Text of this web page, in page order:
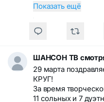
Показать ещё
29 марта
КРУГ!
За время
11 сольных и 7